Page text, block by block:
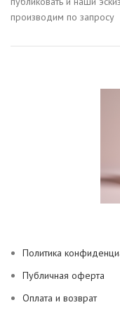
производим по запросу
Политика
Публичная оферта
Оплата и возврат